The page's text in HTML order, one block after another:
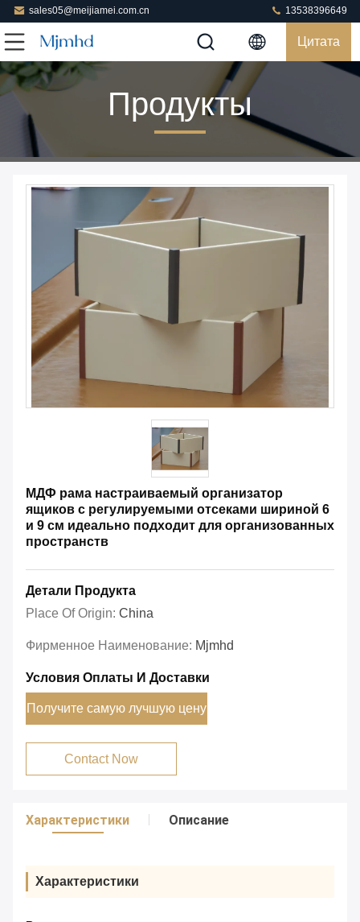
sales05@meijiamei.com.cn 13538396649
Цитата
Продукты
МДФ рама настраиваемый организатор
ящиков с регулируемыми отсеками шириной 6
и 9 см идеально подходит для организованных
пространств
Детали Продукта
Place Of Origin: China
Фирменное Наименование: Mjmhd
Условия Оплаты И Доставки
Получите самую лучшую цену
Contact Now
Характеристики Описание
Характеристики